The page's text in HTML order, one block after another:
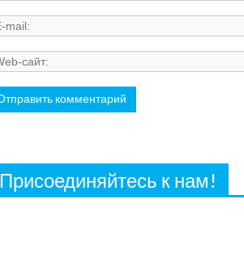
Присоединяйтесь к нам!